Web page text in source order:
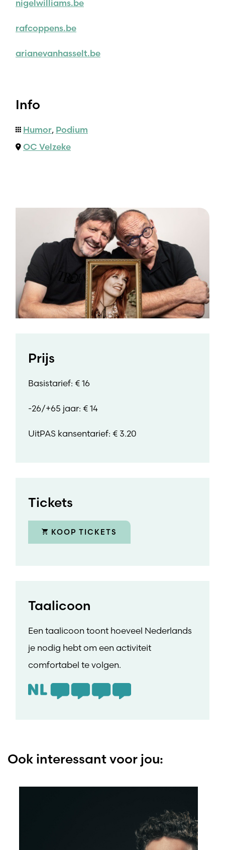
nigelwilliams.be
rafcoppens.be
arianevanhasselt.be
Info
Humor, Podium
OC Velzeke
Prijs
Basistarief: € 16
-26/+65 jaar: € 14
UitPAS kansentarief: € 3.20
Tickets
KOOP TICKETS
Taalicoon
Een taalicoon toont hoeveel Nederlands
je nodig hebt om een activiteit
comfortabel te volgen.
Ook interessant voor jou: